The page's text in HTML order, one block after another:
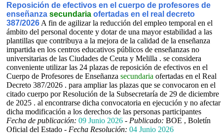
Reposición de efectivos en el cuerpo de profesores de
enseñanza secundaria ofertadas en el real decreto
387/2026 A fin de agilizar la reducción del empleo temporal en el
ámbito del personal docente y dotar de una mayor estabilidad a las
plantillas que contribuya a la mejora de la calidad de la enseñanza
impartida en los centros educativos públicos de enseñanzas no
universitarias de las Ciudades de Ceuta y Melilla . se considera
conveniente utilizar las 24 plazas de reposición de efectivos en el
Cuerpo de Profesores de Enseñanza secundaria ofertadas en el Real
Decreto 387/2026 . para ampliar las plazas que se convocaron en el
citado cuerpo por Resolución de la Subsecretaría de 29 de diciembre
de 2025 . al encontrarse dicha convocatoria en ejecución y no afectar
dicha modificación a los derechos de las personas participantes
Fecha de publicación: 09 Junio 2026 - Publicado: BOE , Boletín
Oficial del Estado - Fecha Resolución: 04 Junio 2026